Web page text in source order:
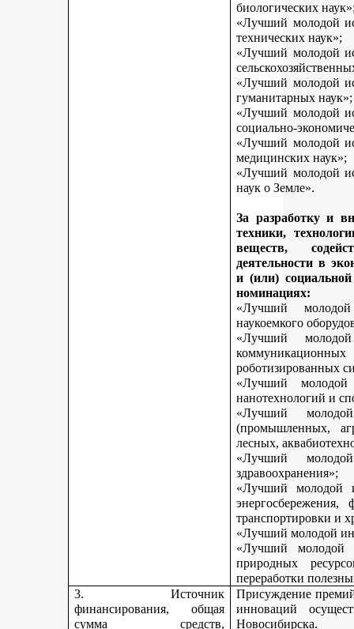
биологических
«Лучший молодой
технических наук»;
«Лучший молодой
«Лучший молодой
гуманитарных наук»;
«Лучший молодой
социально-
«Лучший молодой
медицинских наук»;
«Лучший молодой
наук о Земле».
За разработку и
техники,
веществ,
деятельности в
и (или)
номинациях:
«Лучший
наукоемкого
«Лучший
роботизированных
«Лучший
нанотехнологий и
«Лучший
(промышленных,
лесных,
«Лучший
здравоохранения»;
«Лучший молодой
транспортировки и
«Лучший молодой
«Лучший молодой
природных
переработки
3. Источник
финансирования, общая
сумма средств,
Присуждение
инноваций
Новосибирска.